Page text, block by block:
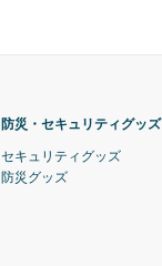
防災・セキュリティグッズ
セキュリティグッズ
防災グッズ